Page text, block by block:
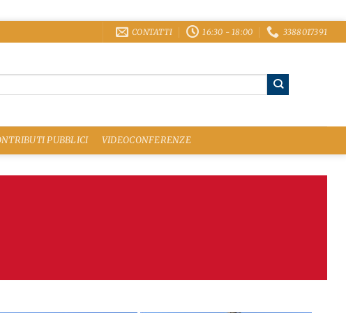
CONTATTI 16:30 - 18:00 3388017391
PUBBLICI VIDEOCONFERENZE